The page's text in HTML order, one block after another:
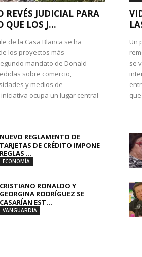
REVÉS JUDICIAL PARA
QUE LOS J...
de la Casa Blanca se ha
los proyectos más
mandato de Donald
sobre comercio,
y medios de
ocupa un lugar central
Un
se
NUEVO REGLAMENTO DE
TARJETAS DE CRÉDITO IMPONE
REGLAS ...
ECONOMÍA
CRISTIANO RONALDO Y
GEORGINA RODRÍGUEZ SE
CASARÍAN EST...
VANGUARDIA